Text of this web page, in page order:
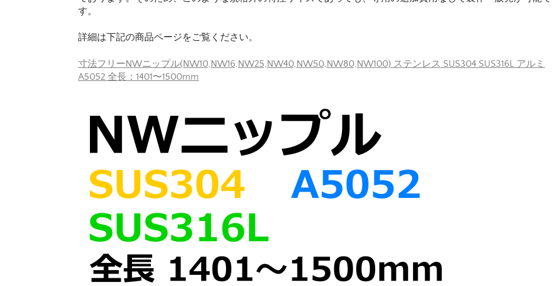
す。
詳細は下記の商品ページをご覧ください。
寸法フリーNWニップル(NW10,NW16,NW25,NW40,NW50,NW80,NW100) ステンレス SUS304 SUS316L アルミ
A5052 全長：1401〜1500mm